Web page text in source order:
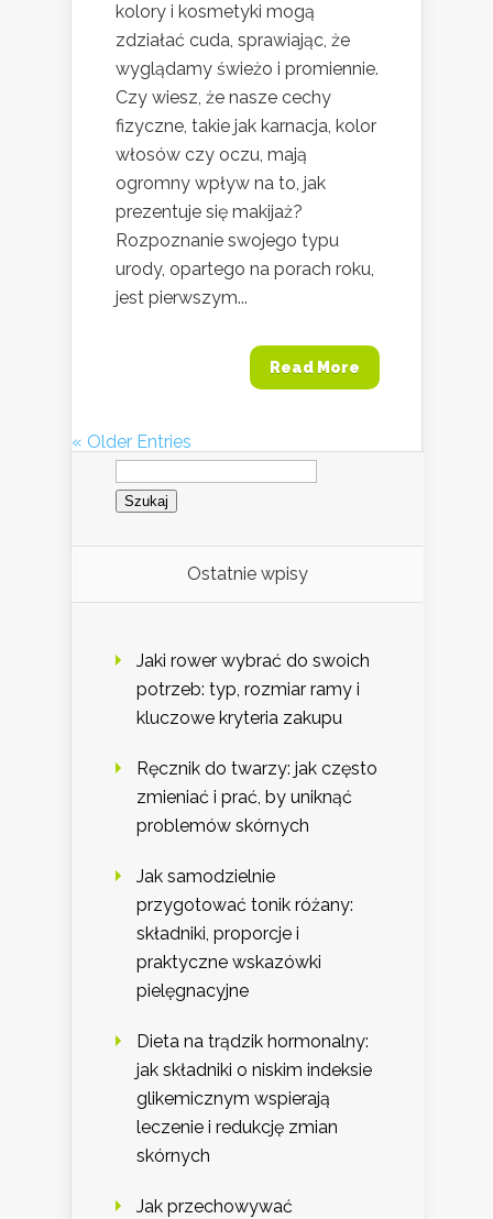
kolory i kosmetyki mogą
zdziałać cuda, sprawiając, że
wyglądamy świeżo i promiennie.
Czy wiesz, że nasze cechy
fizyczne, takie jak karnacja, kolor
włosów czy oczu, mają
ogromny wpływ na to, jak
prezentuje się makijaż?
Rozpoznanie swojego typu
urody, opartego na porach roku,
jest pierwszym...
Read More
« Older Entries
Szukaj:
Ostatnie wpisy
Jaki rower wybrać do swoich
potrzeb: typ, rozmiar ramy i
kluczowe kryteria zakupu
Ręcznik do twarzy: jak często
zmieniać i prać, by uniknąć
problemów skórnych
Jak samodzielnie
przygotować tonik różany:
składniki, proporcje i
praktyczne wskazówki
pielęgnacyjne
Dieta na trądzik hormonalny:
jak składniki o niskim indeksie
glikemicznym wspierają
leczenie i redukcję zmian
skórnych
Jak przechowywać